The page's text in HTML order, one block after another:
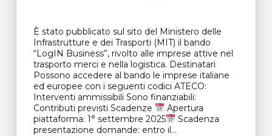
È stato pubblicato sul sito del Ministero delle
Infrastrutture e dei Trasporti (MIT) il bando
“LogIN Business”, rivolto alle imprese attive nel
trasporto merci e nella logistica. Destinatari
Possono accedere al bando le imprese italiane
ed europee con i seguenti codici ATECO:
Interventi ammissibili Sono finanziabili:
Contributi previsti Scadenze
Apertura
piattaforma: 1° settembre 2025
Scadenza
presentazione domande: entro il...